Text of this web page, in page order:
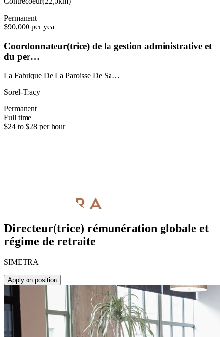
Permanent
$90,000 per year
Coordonnateur(trice) de la gestion administrative et
du per…
La Fabrique De La Paroisse De Sa…
Sorel-Tracy
Permanent
Full time
$24 to $28 per hour
Directeur(trice) rémunération globale et
régime de retraite
SIMETRA
Apply on position